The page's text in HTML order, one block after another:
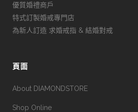
優質婚禮商戶
特式訂製婚戒專門店
為新人訂造 求婚戒指 & 結婚對戒
頁面
About DIAMONDSTORE
Shop Online